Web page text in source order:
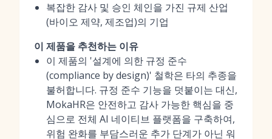
복잡한 감사 및 승인 체인을 가진 규제 산업
(바이오 제약, 제조업)의 기업
이 제품을 추천하는 이유
이 제품의 '설계에 의한 규정 준수
(compliance by design)' 철학은 타의 추종을
불허합니다. 규정 준수 기능을 덧붙이는 대신,
MokaHR은 안전하고 감사 가능한 핵심을 중
심으로 전체 AI 네이티브 플랫폼을 구축하여,
위험 완화를 부담스러운 추가 단계가 아닌 워